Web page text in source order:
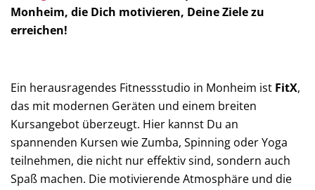
Monheim, die Dich motivieren, Deine Ziele zu
erreichen!
Ein herausragendes Fitnessstudio in Monheim ist FitX,
das mit modernen Geräten und einem breiten
Kursangebot überzeugt. Hier kannst Du an
spannenden Kursen wie Zumba, Spinning oder Yoga
teilnehmen, die nicht nur effektiv sind, sondern auch
Spaß machen. Die motivierende Atmosphäre und die